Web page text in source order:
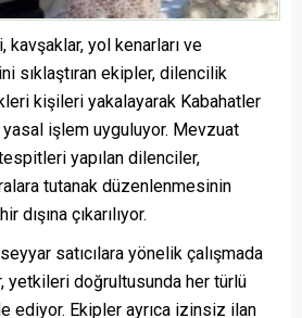
yol kenarları ve
sıklaştıran ekipler, dilencilik
kişileri yakalayarak Kabahatler
işlem uyguluyor. Mevzuat
yapılan dilenciler,
tutanak düzenlenmesinin
dışına çıkarılıyor.
satıcılara yönelik çalışmada
yetkileri doğrultusunda her türlü
ediyor. Ekipler ayrıca izinsiz ilan